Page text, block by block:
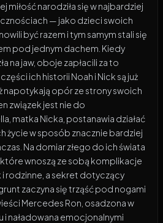
miłość narodziła się w najbardziej
— jako dzieci swoich
być razem i tym samym stali się
pod jednym dachem. Kiedy
na jaw, oboje zapłacili za to
ich historii Noah i Nick są już
napotykają opór ze strony swoich
związek jest nie do
matka Nicka, postanawia działać
życie w sposób znacznie bardziej
Na domiar złego do ich świata
wnoszą ze sobą komplikacje
rodzinne, a sekret dotyczący
zaczyna się trząść pod nogami
Mercedes Ron, osadzona w
naładowana emocjonalnymi